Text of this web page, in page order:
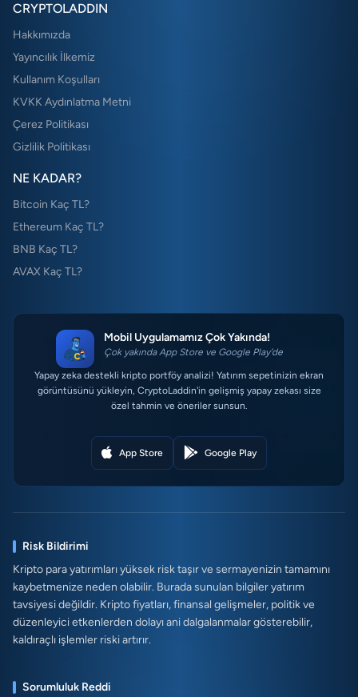
CRYPTOLADDIN
Hakkımızda
Yayıncılık İlkemiz
Kullanım Koşulları
KVKK Aydınlatma Metni
Çerez Politikası
Gizlilik Politikası
NE KADAR?
Bitcoin Kaç TL?
Ethereum Kaç TL?
BNB Kaç TL?
AVAX Kaç TL?
Mobil Uygulamamız Çok Yakında!
Çok yakında App Store ve Google Play'de
Yapay zeka destekli kripto portföy analizi! Yatırım sepetinizin ekran
görüntüsünü yükleyin, CryptoLaddin'in gelişmiş yapay zekası size
özel tahmin ve öneriler sunsun.
App Store Google Play
Risk Bildirimi
Kripto para yatırımları yüksek risk taşır ve sermayenizin tamamını
kaybetmenize neden olabilir. Burada sunulan bilgiler yatırım
tavsiyesi değildir. Kripto fiyatları, finansal gelişmeler, politik ve
düzenleyici etkenlerden dolayı ani dalgalanmalar gösterebilir,
kaldıraçlı işlemler riski artırır.
Sorumluluk Reddi